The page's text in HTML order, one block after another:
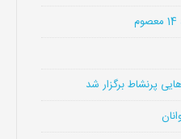
پرنشاط برگزار شد